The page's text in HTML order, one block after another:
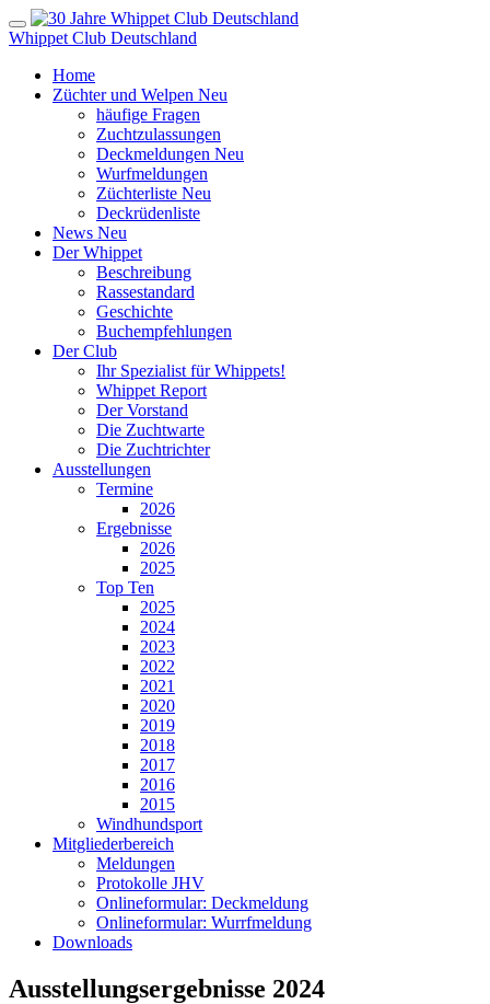
Whippet Club Deutschland
Home
Züchter und Welpen Neu
häufige Fragen
Zuchtzulassungen
Deckmeldungen Neu
Wurfmeldungen
Züchterliste Neu
Deckrüdenliste
News Neu
Der Whippet
Beschreibung
Rassestandard
Geschichte
Buchempfehlungen
Der Club
Ihr Spezialist für Whippets!
Whippet Report
Der Vorstand
Die Zuchtwarte
Die Zuchtrichter
Ausstellungen
Termine
2026
Ergebnisse
2026
2025
Top Ten
2025
2024
2023
2022
2021
2020
2019
2018
2017
2016
2015
Windhundsport
Mitgliederbereich
Meldungen
Protokolle JHV
Onlineformular: Deckmeldung
Onlineformular: Wurrfmeldung
Downloads
Ausstellungsergebnisse 2024